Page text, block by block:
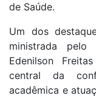
de Saúde.
Um dos
ministrada
Edenilson
central da
acadêmica e